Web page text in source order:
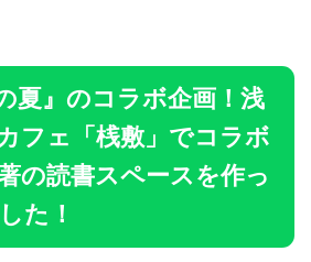
夏』のコラボ企画！浅
フェ「桟敷」でコラボ
の読書スペースを作っ
た！